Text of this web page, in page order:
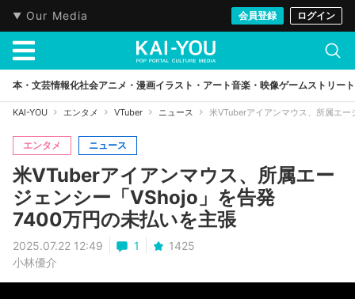
Our Media 会員登録 ログイン
本・文芸情報化社会アニメ・漫画イラスト・アート音楽・映像ゲームストリート
KAI-YOU エンタメ VTuber ニュース 米VTuberアイアンマウス、所属エ
エンタメ ニュース
米VTuberアイアンマウス、所属エー
ジェンシー「VShojo」を告発
7400万円の未払いを主張
2025.07.22 12:49 1
1425
小林優介